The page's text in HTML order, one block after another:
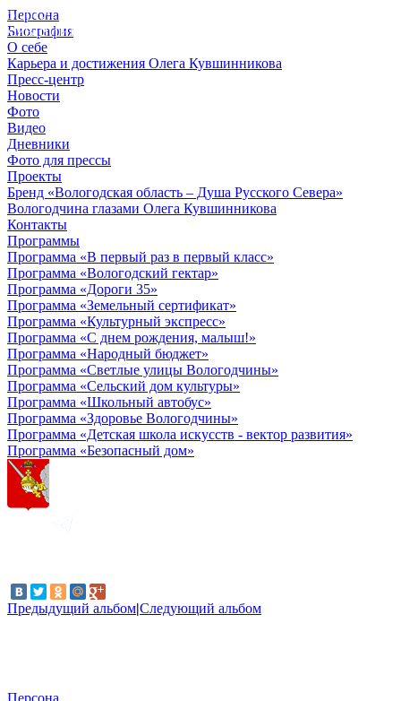
Персона
Биография
О себе
Карьера и достижения Олега Кувшинникова
Пресс-центр
Новости
Фото
Видео
Дневники
Фото для прессы
Проекты
Бренд «Вологодская область – Душа Русского Севера»
Вологодчина глазами Олега Кувшинникова
Контакты
Программы
Программа «В первый раз в первый класс»
Программа «Вологодский гектар»
Программа «Дороги 35»
Программа «Земельный сертификат»
Программа «Культурный экспресс»
Программа «С днем рождения, малыш!»
Программа «Народный бюджет»
Программа «Светлые улицы Вологодчины»
Программа «Сельский дом культуры»
Программа «Школьный автобус»
Программа «Здоровье Вологодчины»
Программа «Детская школа искусств - вектор развития»
Программа «Безопасный дом»
Предыдущий альбом|Следующий альбом
© 2012 - 2023,
КУВШИННИКОВ О.А.
Персона